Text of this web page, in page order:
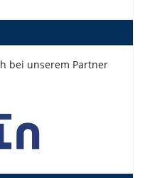
bei unserem Partner